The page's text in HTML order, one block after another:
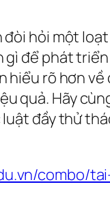
hỏi một
gì để phát
hiểu rõ hơn
quả. Hãy
đầy thử
combo/